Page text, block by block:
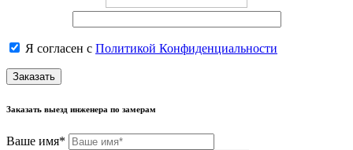
Я согласен с Политикой Конфиденциальности
Заказать
Заказать выезд инженера по замерам
Ваше имя*